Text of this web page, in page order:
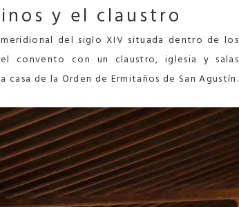
y el claustro
del siglo XIV situada dentro de los
convento con un claustro, iglesia y salas
de la Orden de Ermitaños de San Agustín.